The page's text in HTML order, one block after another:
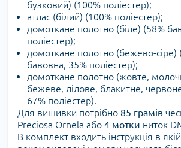
бузковий) (100% поліестер);
атлас (білий) (100% поліестер);
домоткане полотно (біле) (58%
поліестер);
домоткане полотно (бежево-сіре)
бавовна, 35% поліестер);
домоткане полотно (жовте,
бежеве, лілове, блакитне,
67% поліестер).
Для вишивки потрібно 85 грамів
Preciosa Ornela або 4 мотки ниток
В комплект входить інструкція в